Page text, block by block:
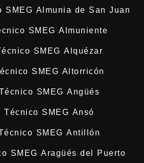
SMEG Almunia de San Juan
SMEG Almuniente
SMEG Alquézar
SMEG Altorricón
SMEG Angüés
Técnico SMEG Ansó
SMEG Antillón
SMEG Aragüés del Puerto